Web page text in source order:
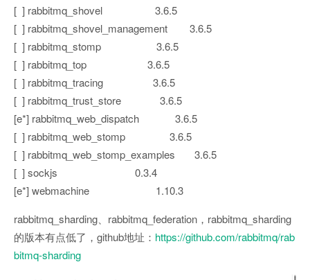
[ ] rabbitmq_shovel 3.6.5
[ ] rabbitmq_shovel_management 3.6.5
[ ] rabbitmq_stomp 3.6.5
[ ] rabbitmq_top 3.6.5
[ ] rabbitmq_tracing 3.6.5
[ ] rabbitmq_trust_store 3.6.5
[e*] rabbitmq_web_dispatch 3.6.5
[ ] rabbitmq_web_stomp 3.6.5
[ ] rabbitmq_web_stomp_examples 3.6.5
[ ] sockjs 0.3.4
[e*] webmachine 1.10.3
rabbitmq_sharding、rabbitmq_federation，rabbitmq_sharding
的版本有点低了，github地址： https://github.com/rabbitmq/rab
bitmq-sharding